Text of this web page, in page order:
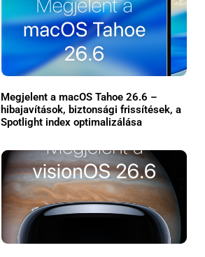
Megjelent a macOS Tahoe 26.6 –
hibajavítások, biztonsági frissítések, a
Spotlight index optimalizálása
Főoldal
GYIK
Használt Apple
Apple szerviz